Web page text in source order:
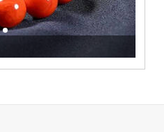
这